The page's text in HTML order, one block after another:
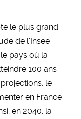
le plus grand
de l’Insee
pays où la
100 ans
le
en France
en 2040, la